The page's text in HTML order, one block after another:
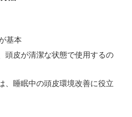
基本
頭皮が清潔な状態で使用するの
、睡眠中の頭皮環境改善に役立